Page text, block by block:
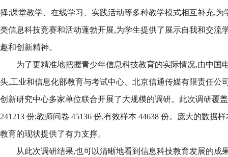
择;课堂教学、在线学习、实践活动等多种教学模式相互补充,为
类信息科技竞赛和活动蓬勃开展,为学生提供了展示自我和交流
趣和创新精神。
为了更精准地把握青少年信息科技教育的实际情况,由中国
头,工业和信息化部教育与考试中心、北京信通传媒有限责任公
创新研究中心多家单位联合开展了大规模的调研。此次调研覆
241213 份;教师问卷 45136 份,有效样本 44638 份。庞大的数据
教育的现状提供了有力支撑。
从此次调研结果,也可以清晰地看到信息科技教育发展的成